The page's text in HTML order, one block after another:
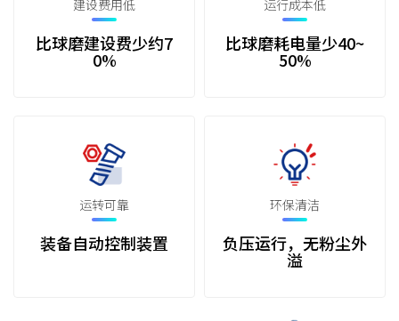
建设费用低
比球磨建设费少约7
0%
运行成本低
比球磨耗电量少40~
50%
运转可靠
装备自动控制装置
环保清洁
负压运行，无粉尘外
溢